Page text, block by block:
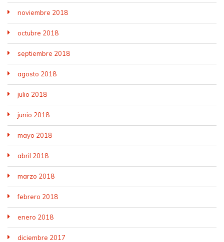
noviembre 2018
octubre 2018
septiembre 2018
agosto 2018
julio 2018
junio 2018
mayo 2018
abril 2018
marzo 2018
febrero 2018
enero 2018
diciembre 2017